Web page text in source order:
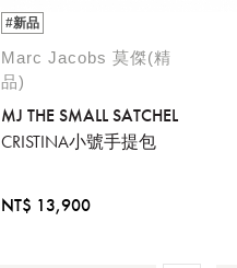
#新品
Marc Jacobs 莫傑(精
品)
MJ THE SMALL SATCHEL
CRISTINA小號手提包
NT$ 13,900